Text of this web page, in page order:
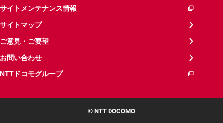
サイトメンテナンス情報
サイトマップ
ご意見・ご要望
お問い合わせ
NTTドコモグループ
© NTT DOCOMO